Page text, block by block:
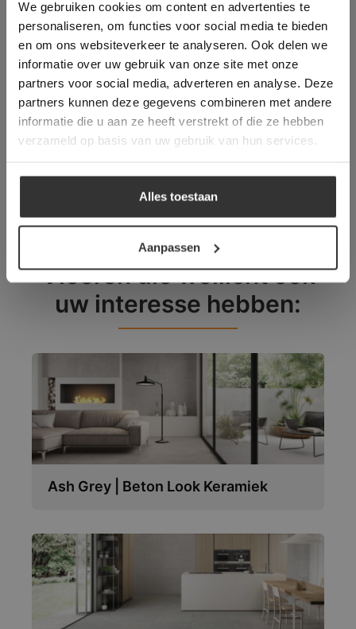
We gebruiken cookies om content en advertenties te
personaliseren, om functies voor social media te bieden
en om ons websiteverkeer te analyseren. Ook delen we
informatie over uw gebruik van onze site met onze
partners voor social media, adverteren en analyse. Deze
partners kunnen deze gegevens combineren met andere
informatie die u aan ze heeft verstrekt of die ze hebben
verzameld op basis van uw gebruik van hun services.
Alles toestaan
Aanpassen
Trustpilot
Binnen 24 uur een passende
offerte
Legwerk vanuit het
tegelzettersgilde
Meer dan 500 m2 showroom
Meer dan 500 m2 showtuin
Vloeren die wellicht ook
uw interesse hebben:
Ash Grey | Beton Look Keramiek
administrator.
Deze website gebruikt cookies om de
gebruikerservaring te verbeteren. Door
gebruik te maken van onze website geeft u
toestemming voor alle cookies in
overeenstemming met ons cookiebeleid.Lees
verder
ALLES ACCEPTEREN
ALLES AFWIJZEN
DETAILS WEERGEVEN